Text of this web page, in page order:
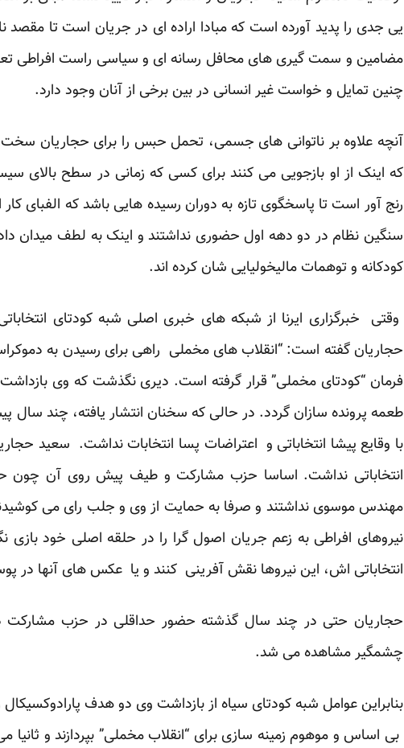
یی جدی را پدید آورده است که مبادا اراده ای در جریان است تا مقصد
مضامین و سمت گیری های محافل رسانه ای و سیاسی راست افراطی
چنین تمایل و خواست غیر انسانی در بین برخی از آنان وجود دارد.
آنچه علاوه بر ناتوانی های جسمی، تحمل حبس را برای حجاریان سخت
که اینک از او بازجویی می کنند برای کسی که زمانی در سطح بالای
رنج آور است تا پاسخگوی تازه به دوران رسیده هایی باشد که الفبای
سنگین نظام در دو دهه اول حضوری نداشتند و اینک به لطف میدان
کودکانه و توهمات مالیخولیایی شان کرده اند.
وقتی خبرگزاری ایرنا از شبکه های خبری اصلی شبه کودتای
حجاریان گفته است: “انقلاب های مخملی راهی برای رسیدن به
فرمان “کودتای مخملی” قرار گرفته است. دیری نگذشت که وی
طعمه پرونده سازان گردد. در حالی که سخنان انتشار یافته، چند
با وقایع پیشا انتخاباتی و اعتراضات پسا انتخابات نداشت. سعید
انتخاباتی نداشت. اساسا حزب مشارکت و طیف پیش روی آن
مهندس موسوی نداشتند و صرفا به حمایت از وی و جلب رای می
نیروهای افراطی به زعم جریان اصول گرا را در حلقه اصلی خود
انتخاباتی اش، این نیروها نقش آفرینی کنند و یا عکس های آنها در
حجاریان حتی در چند سال گذشته حضور حداقلی در حزب مشارکت
چشمگیر مشاهده می شد.
بنابراین عوامل شبه کودتای سیاه از بازداشت وی دو هدف
بی اساس و موهوم زمینه سازی برای “انقلاب مخملی” بپردازند و